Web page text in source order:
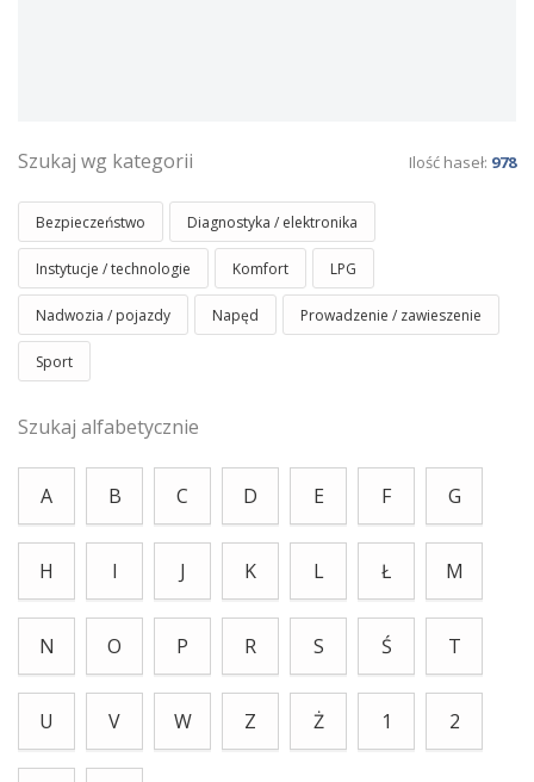
Szukaj wg kategorii Ilość haseł: 978
Bezpieczeństwo Diagnostyka / elektronika
Instytucje / technologie Komfort LPG
Nadwozia / pojazdy Napęd Prowadzenie / zawieszenie
Sport
Szukaj alfabetycznie
A B C D E F G
H I J K L Ł M
N O P R S Ś T
U V W Z Ż 1 2